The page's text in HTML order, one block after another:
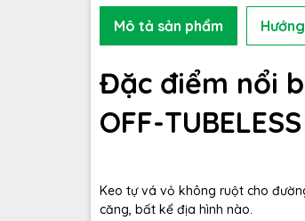
Mô tả sản phẩm
Đặc điểm nổi
OFF-
Keo tự vá vỏ không ruột cho
căng, bất kể địa hình nào.